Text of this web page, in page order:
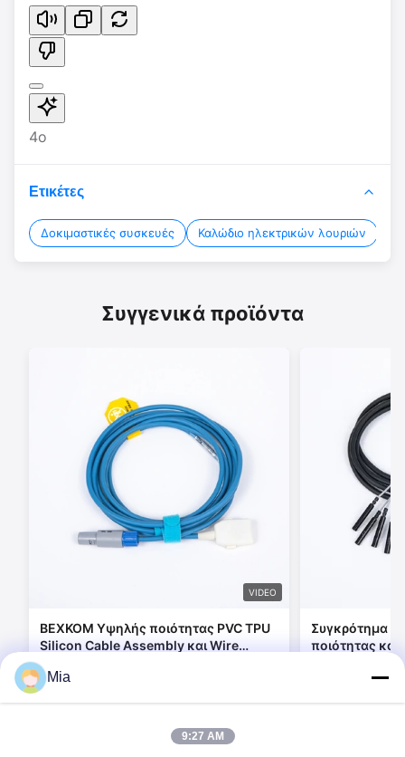
4o
Ετικέτες
Δοκιμαστικές συσκευές Καλώδιο ηλεκτρικών λουριών
Συγγενικά προϊόντα
VIDEO
BEXKOM Υψηλής ποιότητας PVC TPU
Silicon Cable Assembly και Wire
Harness με γρήγορη παράδοση και
δωρεάν σχεδιασμό εργαλείων
Συγκρότημα
ποιότητας
σιλικόνιο με
Mia
9:27 AM